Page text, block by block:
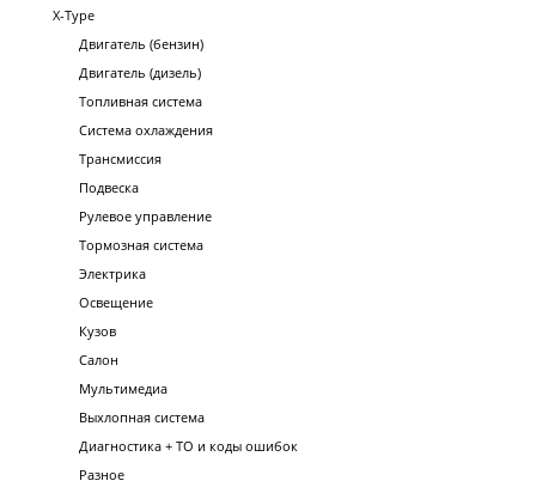
X-Type
Двигатель (бензин)
Двигатель (дизель)
Топливная система
Система охлаждения
Трансмиссия
Подвеска
Рулевое управление
Тормозная система
Электрика
Освещение
Кузов
Салон
Мультимедиа
Выхлопная система
Диагностика + ТО и коды ошибок
Разное